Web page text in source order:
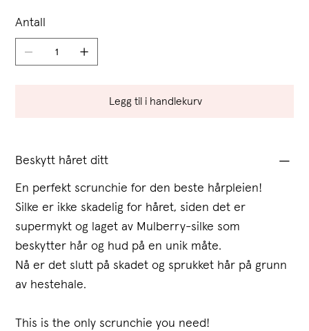
Antall
Legg til i handlekurv
Beskytt håret ditt
En perfekt scrunchie for den beste hårpleien!
Silke er ikke skadelig for håret, siden det er
supermykt og laget av Mulberry-silke som
beskytter hår og hud på en unik måte.
Nå er det slutt på skadet og sprukket hår på grunn
av hestehale.
This is the only scrunchie you need!